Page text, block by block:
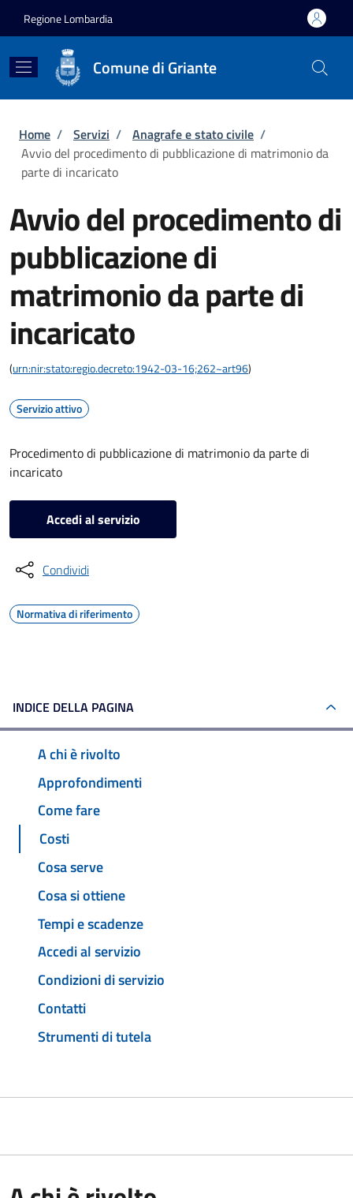
Regione Lombardia
Comune di Griante
Briciole di pane
Home / Servizi / Anagrafe e stato civile /
Avvio del procedimento di pubblicazione di matrimonio da
parte di incaricato
Avvio del procedimento di
pubblicazione di
matrimonio da parte di
incaricato
(urn:nir:stato:regio.decreto:1942-03-16;262~art96)
Servizio attivo
Procedimento di pubblicazione di matrimonio da parte di
incaricato
Accedi al servizio
Condividi
Normativa di riferimento
INDICE DELLA PAGINA
A chi è rivolto
Approfondimenti
Come fare
Costi
Cosa serve
Cosa si ottiene
Tempi e scadenze
Accedi al servizio
Condizioni di servizio
Contatti
Strumenti di tutela